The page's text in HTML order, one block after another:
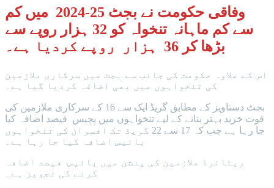
وفاقی حکومت نے بجٹ 25-2024 میں کم
سے کم ماہانہ تنخواہ کو 32 ہزار روپے سے
بڑھا کر 36 ہزار روپے کردیا ہے۔
اس کے علاوہ حکومت کی جانب سے بجٹ میں سرکاری ملازمین
کی تنخواہوں میں بھی اضافہ کردیا گیا ہے۔
بجٹ دستاویز کے مطابق گریڈ ایک سے 16 کے سرکاری ملازمین کی
قوت خرید بہتر بنانے کے لیے تنخواہوں میں پچیس فیصد اضافہ کیا
جا رہا ہے جب کہ 17 سے 22 گریڈ تک افسران کی تنخواہوں
بائیس اضافہ کیا جا رہا ہے۔
ریٹائرڈ ملازمین کی پنشن میں بائیس فیصد اضافہ
کرنے کی تجویز ہے۔